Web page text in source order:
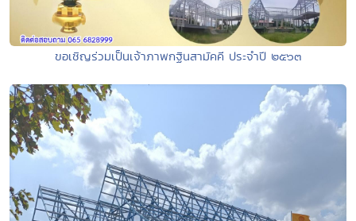
ขอเชิญร่วมเป็นเจ้าภาพกฐินสามัคคี ประจำปี ๒๕๖๓